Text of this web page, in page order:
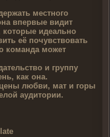
местного
впервые видит
которые идеально
её почувствовать
команда может
и группу
как она.
любви, мат и горы
аудитории.